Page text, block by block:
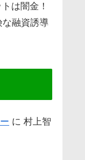
は闇金！
な融資誘導
に 村上智